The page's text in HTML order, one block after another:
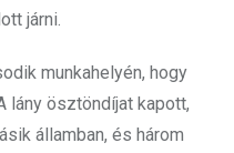
járni.
munkahelyén, hogy
lány ösztöndíjat kapott,
államban, és három